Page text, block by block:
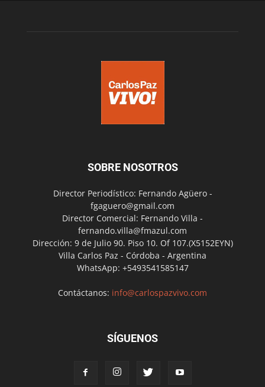
SOBRE NOSOTROS
Director Periodístico: Fernando Agüero -
fgaguero@gmail.com
Director Comercial: Fernando Villa -
fernando.villa@fmazul.com
Dirección: 9 de Julio 90. Piso 10. Of 107.(X5152EYN)
Villa Carlos Paz - Córdoba - Argentina
WhatsApp: +5493541585147
Contáctanos: info@carlospazvivo.com
SÍGUENOS